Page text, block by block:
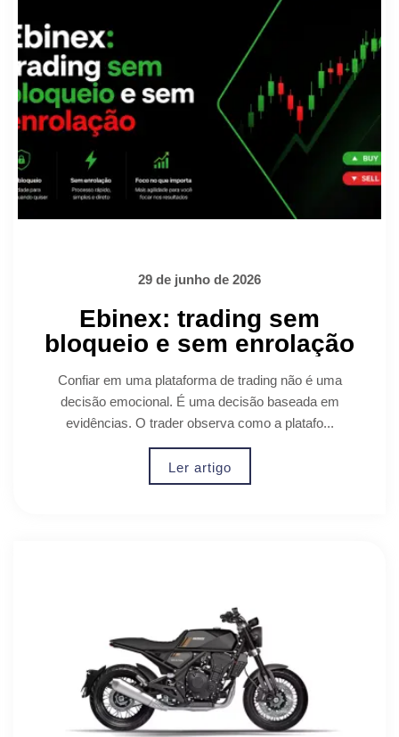
29 de junho de 2026
Ebinex: trading sem
bloqueio e sem enrolação
Confiar em uma plataforma de trading não é uma
decisão emocional. É uma decisão baseada em
evidências. O trader observa como a platafo...
Ler artigo